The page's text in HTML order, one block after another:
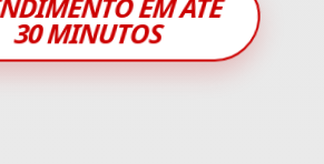
30 MINUTOS